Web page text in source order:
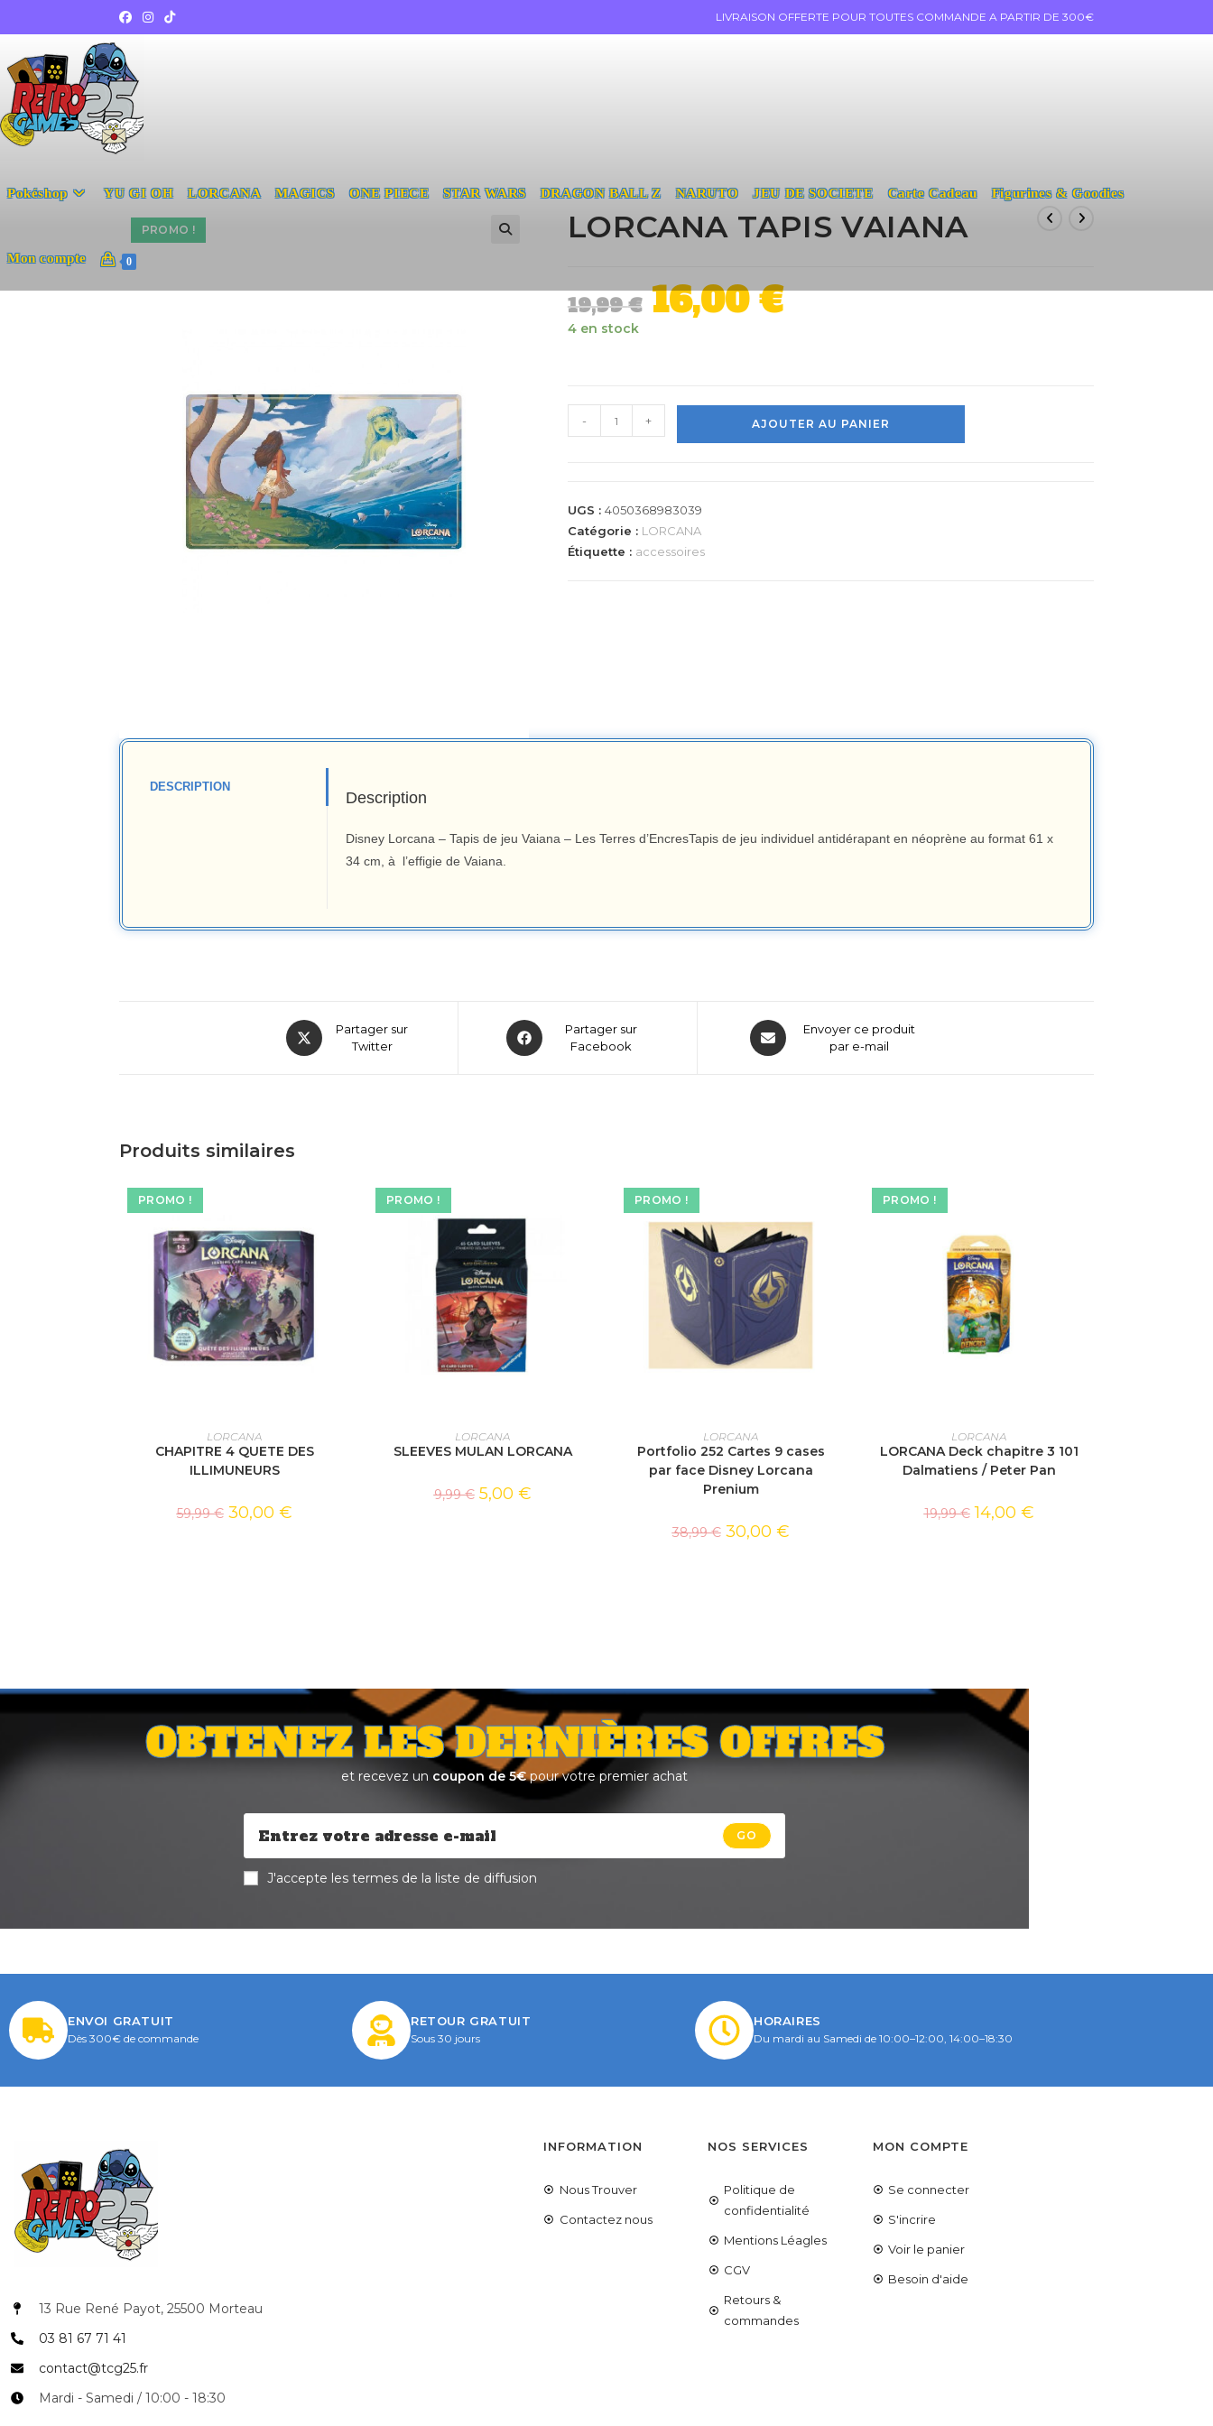
LIVRAISON OFFERTE POUR TOUTES COMMANDE A PARTIR DE 300€
Pokéshop YU GI OH LORCANA MAGICS ONE PIECE STAR WARS DRAGON BALL Z NARUTO JEU DE SOCIETE Carte Cadeau Figurines & Goodies
Mon compte 0
PROMO ! LORCANA TAPIS VAIANA
19,99€ 16,00€
4 en stock
- + AJOUTER AU PANIER
UGS : 4050368983039
Catégorie : LORCANA
Étiquette : accessoires
DESCRIPTION
Description
Disney Lorcana – Tapis de jeu Vaiana – Les Terres d’EncresTapis de jeu individuel antidérapant en néoprène au format 61 x
34 cm, à l’effigie de Vaiana.
Partager sur
Twitter
Partager sur
Facebook
Envoyer ce produit
par e-mail
Produits similaires
PROMO !
AJOUTER AU PANIER
LORCANA
CHAPITRE 4 QUETE DES
ILLIMUNEURS
59,99€ 30,00 €
PROMO !
AJOUTER AU PANIER
LORCANA
SLEEVES MULAN LORCANA
9,99€ 5,00 €
PROMO !
AJOUTER AU PANIER
LORCANA
Portfolio 252 Cartes 9 cases
par face Disney Lorcana
Prenium
38,99€ 30,00 €
PROMO !
AJOUTER AU PANIER
LORCANA
LORCANA Deck chapitre 3 101
Dalmatiens / Peter Pan
19,99€ 14,00 €
OBTENEZ LES DERNIÈRES OFFRES
et recevez un coupon de 5€pour votre premier achat
GO
J'accepte les termes de la liste de diffusion
ENVOI GRATUIT
Dès 300€ de commande
RETOUR GRATUIT
Sous 30 jours
HORAIRES
Du mardi au Samedi de 10:00–12:00, 14:00–18:30
13 Rue René Payot, 25500 Morteau
03 81 67 71 41
contact@tcg25.fr
Mardi - Samedi / 10:00 - 18:30
INFORMATION
Nous Trouver
Contactez nous
NOS SERVICES
Politique de
confidentialité
Mentions Léagles
CGV
Retours &
commandes
MON COMPTE
Se connecter
S'incrire
Voir le panier
Besoin d'aide
COUPONX1774304806